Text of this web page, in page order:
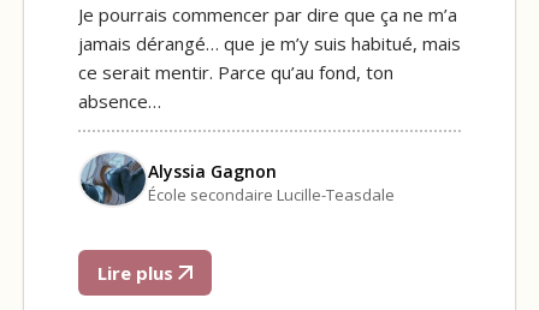
Je pourrais commencer par dire que ça ne m’a
jamais dérangé… que je m’y suis habitué, mais
ce serait mentir. Parce qu’au fond, ton
absence…
Alyssia Gagnon
École secondaire Lucille-Teasdale
Lire plus